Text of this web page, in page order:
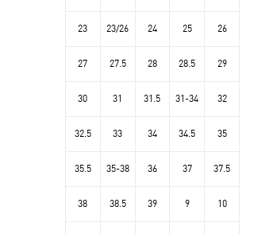
23 23/26 24 25 26
27 27.5 28 28.5 29
30 31 31.5 31-34 32
32.5 33 34 34.5 35
35.5 35-38 36 37 37.5
38 38.5 39 9 10